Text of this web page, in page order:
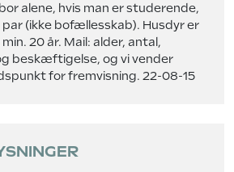
alene, hvis man er studerende,
(ikke bofællesskab). Husdyr er
20 år. Mail: alder, antal,
beskæftigelse, og vi vender
for fremvisning. 22-08-15